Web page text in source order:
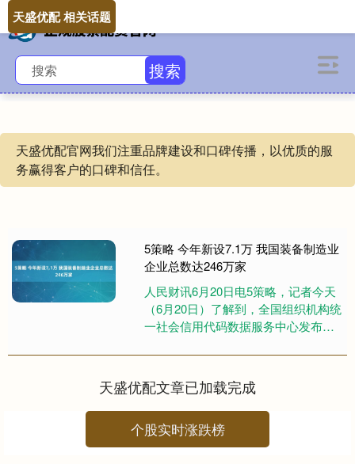
搜索
天盛优配官网我们注重品牌建设和口碑传播，以优质的服
务赢得客户的口碑和信任。
天盛优配 相关话题
5策略 今年新设7.1万 我国装备制造业
企业总数达246万家
人民财讯6月20日电5策略，记者今天
（6月20日）了解到，全国组织机构统
一社会信用代码数据服务中心发布的
日，我国装备制造业企....
天盛优配文章已加载完成
个股实时涨跌榜